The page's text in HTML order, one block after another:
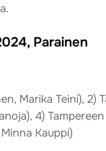
Parainen
Marika Teini),
4)
Kauppi)